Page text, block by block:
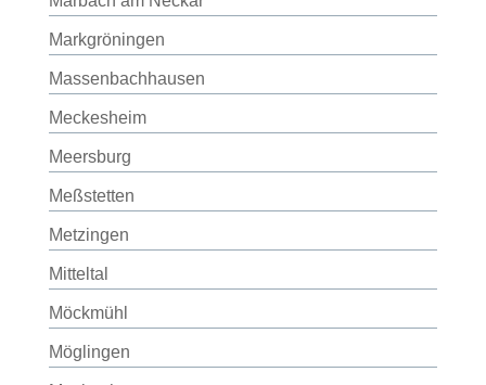
Markgröningen
Massenbachhausen
Meckesheim
Meersburg
Meßstetten
Metzingen
Mitteltal
Möckmühl
Möglingen